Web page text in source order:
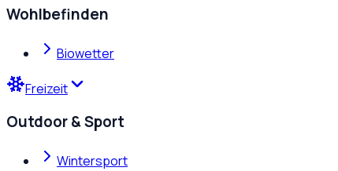
Wohlbefinden
Biowetter
Freizeit
Outdoor & Sport
Wintersport